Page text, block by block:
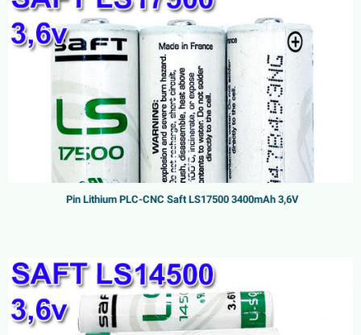
Pin Lithium PLC-CNC Saft LS17500 3400mAh 3,6V